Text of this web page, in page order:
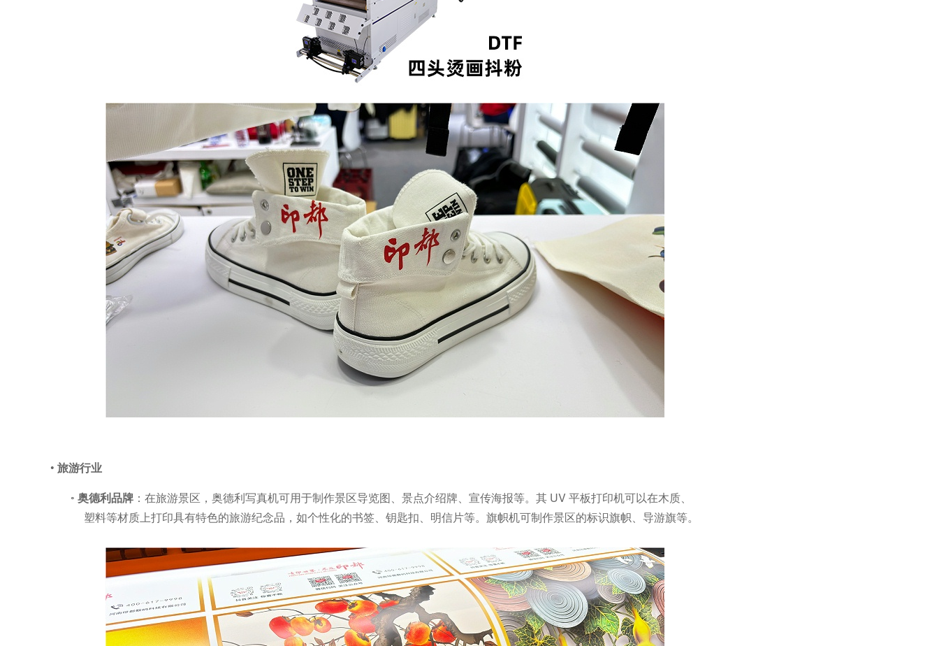
• 旅游行业
◦ 奥德利品牌：在旅游景区，奥德利写真机可用于制作景区导览图、景点介绍牌、宣传海报等。其UV 平板打印机可以在木质、
塑料等材质上打印具有特色的旅游纪念品，如个性化的书签、钥匙扣、明信片等。旗帜机可制作景区的标识旗帜、导游旗等。